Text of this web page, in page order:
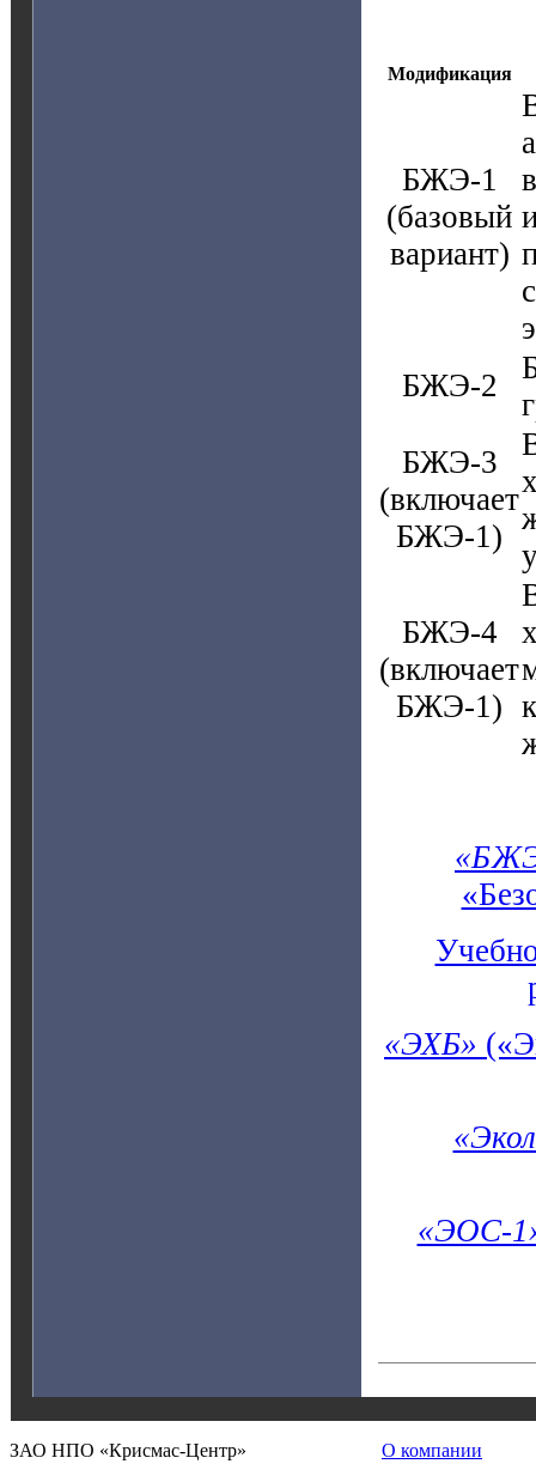
Модификация
БЖЭ-1
(базовый
вариант)
БЖЭ-2
БЖЭ-3
(включает
БЖЭ-1)
БЖЭ-4
(включает
БЖЭ-1)
«ЭХБ»
«ЭОС-
ЗАО НПО «Крисмас-Центр» О компании